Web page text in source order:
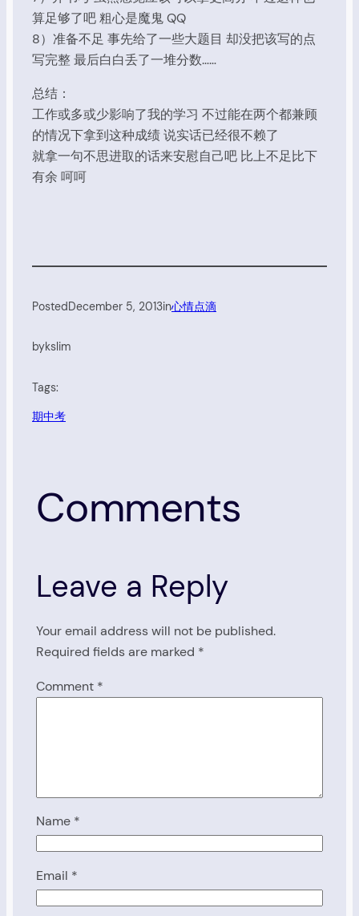
算足够了吧 粗心是魔鬼 QQ
8）准备不足 事先给了一些大题目 却没把该写的点
写完整 最后白白丢了一堆分数……
总结：
工作或多或少影响了我的学习 不过能在两个都兼顾
的情况下拿到这种成绩 说实话已经很不赖了
就拿一句不思进取的话来安慰自己吧 比上不足比下
有余 呵呵
PostedDecember 5, 2013in心情点滴
bykslim
Tags:
期中考
Comments
Leave a Reply
Your email address will not be published.
Required fields are marked *
Comment *
Name *
Email *